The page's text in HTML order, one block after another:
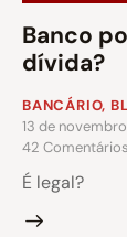
Banco
dívida?
BANCÁRIO,
13 de
42 Comentários
É legal?